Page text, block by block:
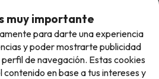
al siguiente.
pero cada día lanzamos
para viajar mejor y pagar
por todo el mundo.
muy importante
para darte una experiencia
y poder mostrarte publicidad
de navegación. Estas cookies
contenido en base a tus intereses y